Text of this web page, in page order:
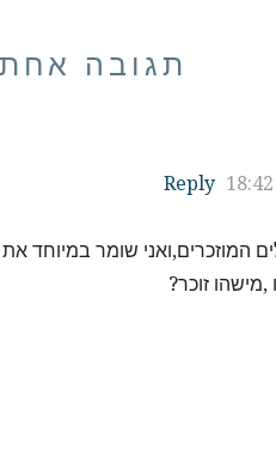
תגובה אחת
Reply
המוזכרים,ואני שומר במיוחד
זוכר?